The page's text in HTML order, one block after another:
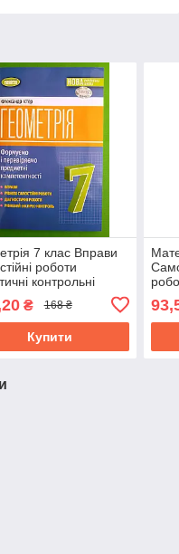
7 клас Вправи
роботи
контрольні
експрес-контроль
Генеза
₴ 168 ₴
Купити